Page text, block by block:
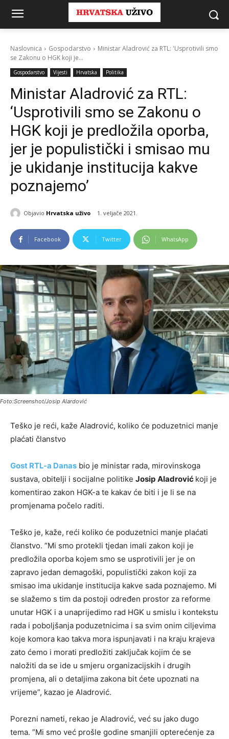
Naslovnica Gospodarstvo
Ministar Aladrović za RTL: 'Usprotivili smo
se Zakonu o HGK koji je...
Gospodarstvo Vijesti Hrvatska Politika
Ministar Aladrović za RTL:
‘Usprotivili smo se Zakonu o
HGK koji je predložila oporba,
jer je populistički i smisao mu
je ukidanje institucija kakve
poznajemo’
Objavio Hrvatska uživo 1. veljače 2021.
Facebook Twitter WhatsApp
Foto:Screenshot/Josip Alardović
Teško je reći, kaže Aladrović, koliko će poduzetnici manje
plaćati članstvo
Gost RTL-a Danas bio je ministar rada, mirovinskoga
sustava, obitelji i socijalne politike Josip Aladrović koji je
komentirao zakon HGK-a te kakav će biti i je li se na
promjenama počelo raditi.
Teško je, kaže, reći koliko će poduzetnici manje plaćati
članstvo. ”Mi smo protekli tjedan imali zakon koji je
predložila oporba kojem smo se usprotivili jer je on
zapravo jedan demagoški, populistički zakon koji za
smisao ima ukidanje institucija kakve sada poznajemo. Mi
se slažemo s tim da postoji određen prostor za reforme
unutar HGK i a unaprijedimo rad HGK u smislu i kontekstu
rada i poboljšanja poduzetnicima i sa svim onim ciljevima
koje komora kao takva mora ispunjavati i na kraju krajeva
zato ćemo i morati predložiti zaključak kojim će se
naložiti da se ide u smjeru organizacijskih i drugih
promjena, ali o detaljima zakona bit ćete upoznati na
vrijeme”, kazao je Aladrović.
Porezni nameti, rekao je Aladrović, već su jako dugo
tema. ”Mi smo već prošle godine smanjili opterećenje za